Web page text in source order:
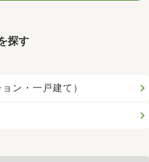
探す
ン・一戸建て）